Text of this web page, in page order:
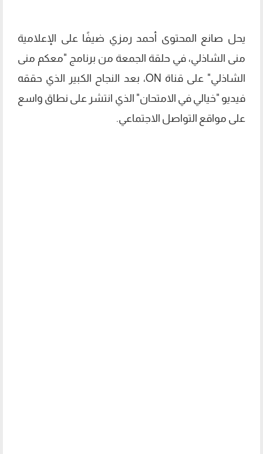
يحل صانع المحتوى أحمد رمزي ضيفًا على الإعلامية
منى الشاذلي، في حلقة الجمعة من برنامج "معكم منى
الشاذلي" على قناة ON، بعد النجاح الكبير الذي حققه
فيديو "خيالي في الامتحان" الذي انتشر على نطاق واسع
على مواقع التواصل الاجتماعي.